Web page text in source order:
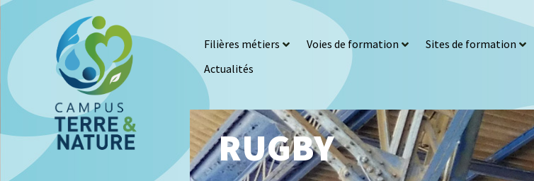
Filières métiers Voies de formation Sites de formation
Actualités
RUGBY